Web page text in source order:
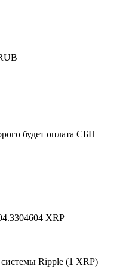
будет оплата СБП
XRP
Ripple (1 XRP)